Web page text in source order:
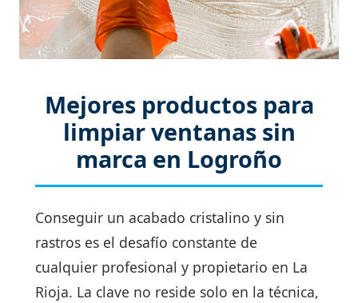
Mejores productos para
limpiar ventanas sin
marca en Logroño
Conseguir un acabado cristalino y sin
rastros es el desafío constante de
cualquier profesional y propietario en La
Rioja. La clave no reside solo en la técnica,